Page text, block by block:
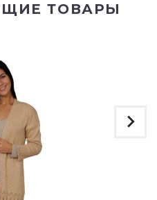
ТОВАРЫ